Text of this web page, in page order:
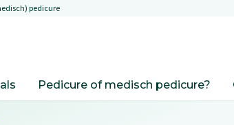
pedicure
Pedicure of medisch pedicure?